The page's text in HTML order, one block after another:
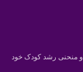
و منحنی رشد کودک خود